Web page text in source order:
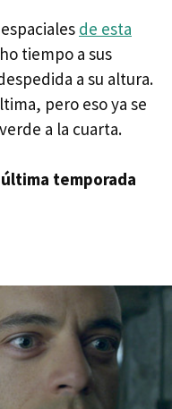
de esta
tiempo a sus
a su altura.
pero eso ya se
a la cuarta.
temporada